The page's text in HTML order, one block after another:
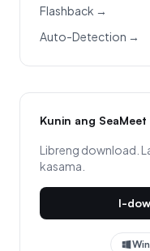
Flashback →
Auto-Detection →
Kunin ang SeaMeet
Libreng download.
kasama.
I-